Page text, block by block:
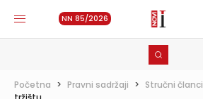
NN 85/2026
Početna > Pravni sadržaji > Stručni članci